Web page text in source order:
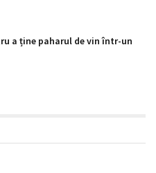
a ține paharul de vin într-un